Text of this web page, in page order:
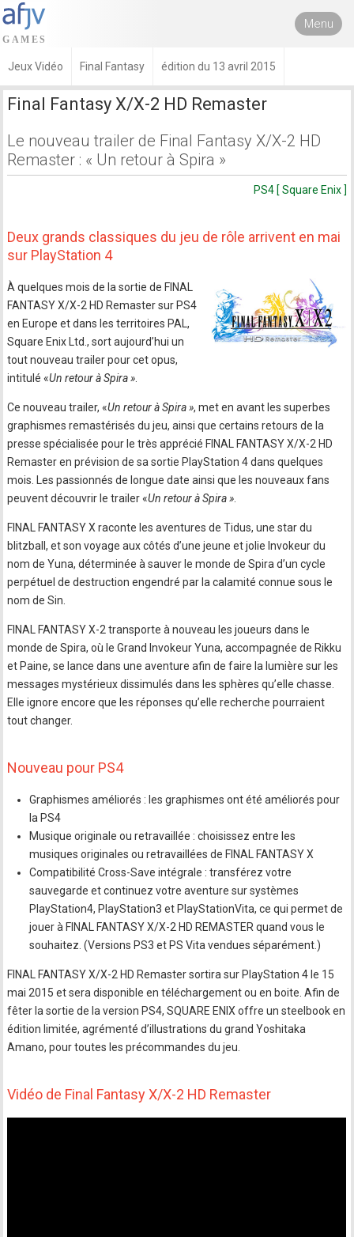
Menu
Jeux Vidéo Final Fantasy édition du 13 avril 2015
Final Fantasy X/X-2 HD Remaster
Le nouveau trailer de Final Fantasy X/X-2 HD
Remaster : « Un retour à Spira »
PS4 [ Square Enix ]
Deux grands classiques du jeu de rôle arrivent en mai
sur PlayStation 4
À quelques mois de la sortie de FINAL
FANTASY X/X-2 HD Remaster sur PS4
en Europe et dans les territoires PAL,
Square Enix Ltd., sort aujourd’hui un
tout nouveau trailer pour cet opus,
intitulé «Un retour à Spira »
Ce nouveau trailer, «Un retour à Spira », met en avant les superbes
graphismes remastérisés du jeu, ainsi que certains retours de la
presse spécialisée pour le très apprécié FINAL FANTASY X/X-2 HD
Remaster en prévision de sa sortie PlayStation 4 dans quelques
mois. Les passionnés de longue date ainsi que les nouveaux fans
peuvent découvrir le trailer «Un retour à Spira »
FINAL FANTASY X raconte les aventures de Tidus, une star du
blitzball, et son voyage aux côtés d’une jeune et jolie Invokeur du
nom de Yuna, déterminée à sauver le monde de Spira d’un cycle
perpétuel de destruction engendré par la calamité connue sous le
nom de Sin.
FINAL FANTASY X-2 transporte à nouveau les joueurs dans le
monde de Spira, où le Grand Invokeur Yuna, accompagnée de Rikku
et Paine, se lance dans une aventure afin de faire la lumière sur les
messages mystérieux dissimulés dans les sphères qu’elle chasse.
Elle ignore encore que les réponses qu’elle recherche pourraient
tout changer.
Nouveau pour PS4
Graphismes améliorés : les graphismes ont été améliorés pour
la PS4
Musique originale ou retravaillée : choisissez entre les
musiques originales ou retravaillées de FINAL FANTASY X
Compatibilité Cross-Save intégrale : transférez votre
sauvegarde et continuez votre aventure sur systèmes
PlayStation4, PlayStation3 et PlayStationVita, ce qui permet de
jouer à FINAL FANTASY X/X-2 HD REMASTER quand vous le
souhaitez. (Versions PS3 et PS Vita vendues séparément.)
FINAL FANTASY X/X-2 HD Remaster sortira sur PlayStation 4 le 15
mai 2015 et sera disponible en téléchargement ou en boite. Afin de
fêter la sortie de la version PS4, SQUARE ENIX offre un steelbook en
édition limitée, agrémenté d’illustrations du grand Yoshitaka
Amano, pour toutes les précommandes du jeu.
Vidéo de Final Fantasy X/X-2 HD Remaster